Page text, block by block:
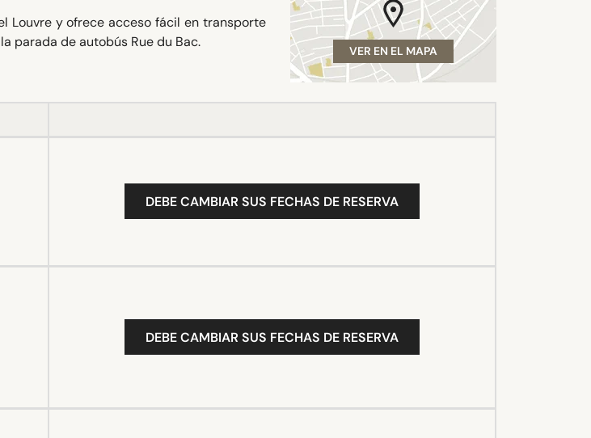
VER EN EL MAPA
Louvre y ofrece acceso fácil en transporte
parada de autobús Rue du Bac.
DEBE CAMBIAR SUS FECHAS DE RESERVA
DEBE CAMBIAR SUS FECHAS DE RESERVA